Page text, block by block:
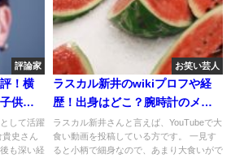
評論家
！横
供に
して活躍
史さん
も深い経
お笑い芸人
ラスカル新井のwikiプロフや経
歴！出身はどこ？腕時計のメー
カーや機種も調査！
ラスカル新井さんと言えば、YouTubeで大
食い動画を投稿している方です。 一見す
ると小柄で細身なので、あまり大食いがで